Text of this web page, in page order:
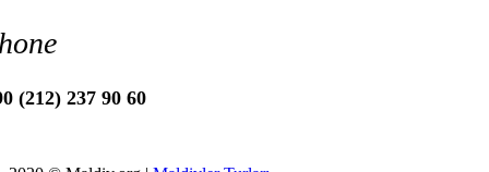
(212) 237 90 60